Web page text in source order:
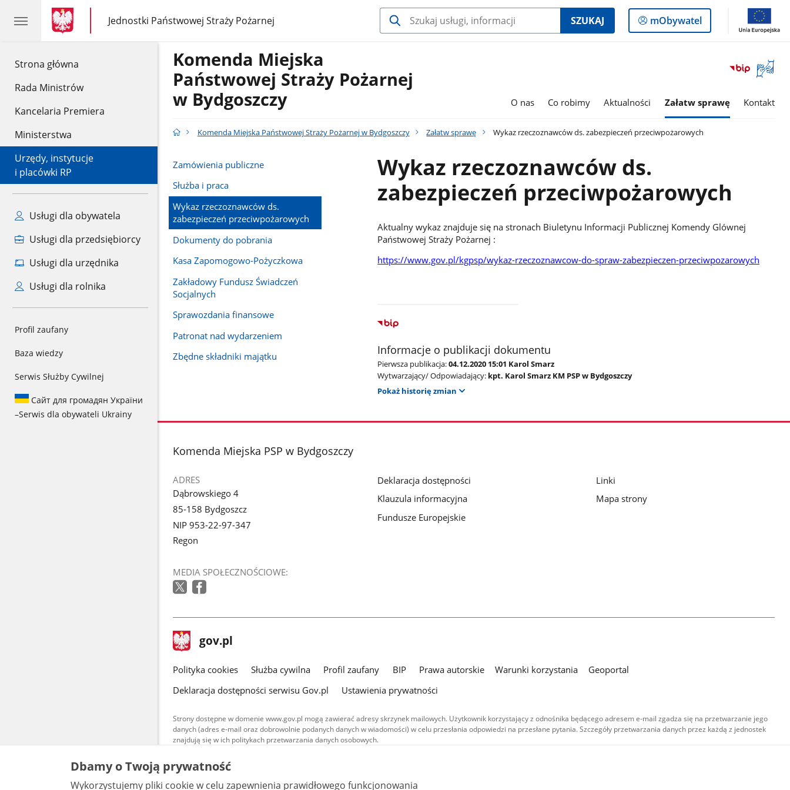
Strona główna
Rada Ministrów
Kancelaria Premiera
Ministerstwa
Urzędy, instytucje
i placówki RP
Usługi dla obywatela
Usługi dla przedsiębiorcy
Usługi dla urzędnika
Usługi dla rolnika
Profil zaufany
Baza wiedzy
Serwis Służby Cywilnej
Сайт для громадян України
–Serwis dla obywateli Ukrainy
gov.pl
gov.pl
Jednostki Państwowej Straży Pożarnej
gov.pl
Jednostki
Państwowej
SZUKAJ
Logowanie
do
mObywatel
Otwórz
okno
Komenda Miejska
Państwowej Straży Pożarnej
w Bydgoszczy
O nas Co robimy Aktualności Załatw sprawę Kontakt
Komenda Miejska Państwowej Straży Pożarnej w Bydgoszczy Załatw sprawę Wykaz rzeczoznawców ds. zabezpieczeń przeciwpożarowych
Zamówienia publiczne
Służba i praca
Wykaz rzeczoznawców ds.
zabezpieczeń przeciwpożarowych
Dokumenty do pobrania
Kasa Zapomogowo-Pożyczkowa
Zakładowy Fundusz Świadczeń
Socjalnych
Sprawozdania finansowe
Patronat nad wydarzeniem
Zbędne składniki majątku
Wykaz rzeczoznawców ds.
zabezpieczeń przeciwpożarowych
Aktualny wykaz znajduje się na stronach Biuletynu Informacji Publicznej Komendy Glównej
Państwowej Straży Pożarnej :
https://www.gov.pl/kgpsp/wykaz-rzeczoznawcow-do-spraw-zabezpieczen-przeciwpozarowych
Informacje o publikacji dokumentu
Pierwsza publikacja:04.12.2020 15:01 Karol Smarz
Wytwarzający/ Odpowiadający: kpt. Karol Smarz KM PSP w Bydgoszczy
Pokaż historię zmian
stopka
Komenda Miejska PSP w Bydgoszczy
ADRES
Dąbrowskiego 4
85-158 Bydgoszcz
NIP 953-22-97-347
Regon
MEDIA SPOŁECZNOŚCIOWE:
Deklaracja dostępności
Klauzula informacyjna
Fundusze Europejskie
Linki
Mapa strony
stopka
gov.pl Strona
gov.pl
gov.pl
Polityka cookies Służba cywilna Profil zaufany BIP Prawa autorskie Warunki korzystania
Geoportal
Deklaracja dostępności serwisu Gov.pl
Ustawienia prywatności
Strony dostępne w domenie www.gov.pl mogą zawierać adresy skrzynek mailowych. Użytkownik korzystający z odnośnika będącego adresem e-mail zgadza się na przetwarzanie jego
danych (adres e-mail oraz dobrowolnie podanych danych w wiadomości) w celu przesłania odpowiedzi na przesłane pytania. Szczegóły przetwarzania danych przez każdą z jednostek
znajdują się w ich politykach przetwarzania danych osobowych.
Treści tekstowe publikowane w serwisie (z wyłączeniem treści audiowizualnych), są
udostępniane na licencji typu Creative Commons: uznanie autorstwa - na tych samych
warunkach 4.0 (CC BY-SA 4.0). Materiały audiowizualne, w tym zdjęcia, materiały audio i wideo,
Dbamy o Twoją prywatność
Wykorzystujemy pliki cookie w celu zapewnienia prawidłowego funkcjonowania